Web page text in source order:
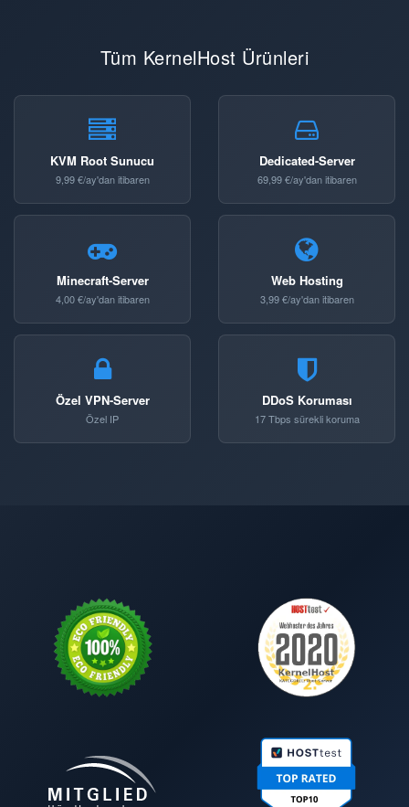
Tüm KernelHost Ürünleri
KVM Root Sunucu
9,99 €/ay'dan itibaren
Dedicated-Server
69,99 €/ay'dan itibaren
Minecraft-Server
4,00 €/ay'dan itibaren
Web Hosting
3,99 €/ay'dan itibaren
Özel VPN-Server
Özel IP
DDoS Koruması
17 Tbps sürekli koruma